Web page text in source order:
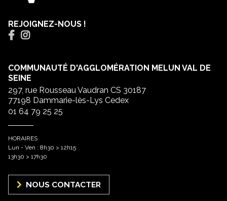
REJOIGNEZ-NOUS !
COMMUNAUTÉ D'AGGLOMÉRATION MELUN VAL DE
SEINE
297, rue Rousseau Vaudran CS 30187
77198 Dammarie-lès-Lys Cedex
01 64 79 25 25
HORAIRES
Lun - Ven : 8h30 > 12h15
13h30 > 17h30
NOUS CONTACTER